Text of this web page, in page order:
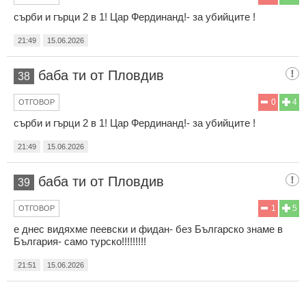
сърби и гърци 2 в 1! Цар Фердинанд!- за убийците !
21:49 15.06.2026
38 баба ти от Пловдив
4
0
ОТГОВОР
сърби и гърци 2 в 1! Цар Фердинанд!- за убийците !
21:49 15.06.2026
39 баба ти от Пловдив
5
1
ОТГОВОР
е днес видяхме пеевски и фидан- без Българско знаме в
България- само турско!!!!!!!!!
21:51 15.06.2026